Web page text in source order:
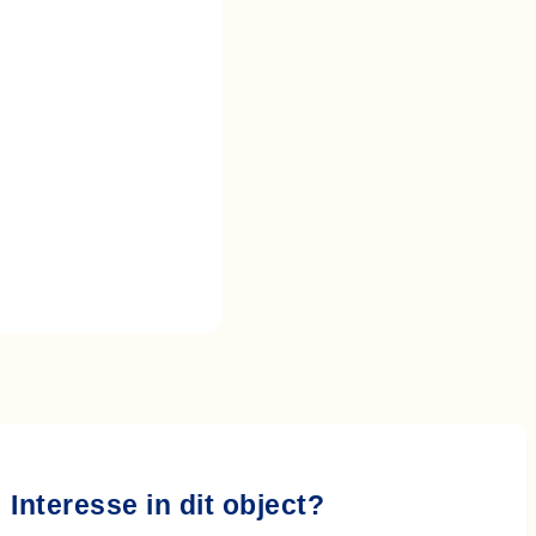
Interesse in dit object?